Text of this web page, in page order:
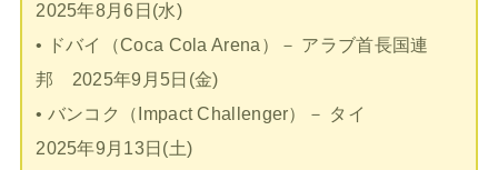
2025年8月6日(水)
• ドバイ（Coca Cola Arena）－ アラブ首長国連
邦 2025年9月5日(金)
• バンコク（Impact Challenger）－ タイ
2025年9月13日(土)